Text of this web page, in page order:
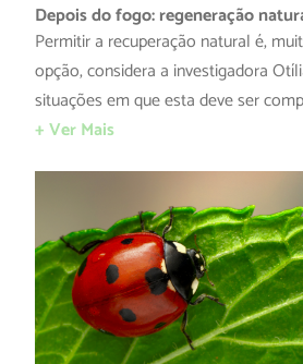
Depois do fogo: regeneração
Permitir a recuperação natural é,
opção, considera a investigadora
situações em que esta deve ser
+ Ver Mais